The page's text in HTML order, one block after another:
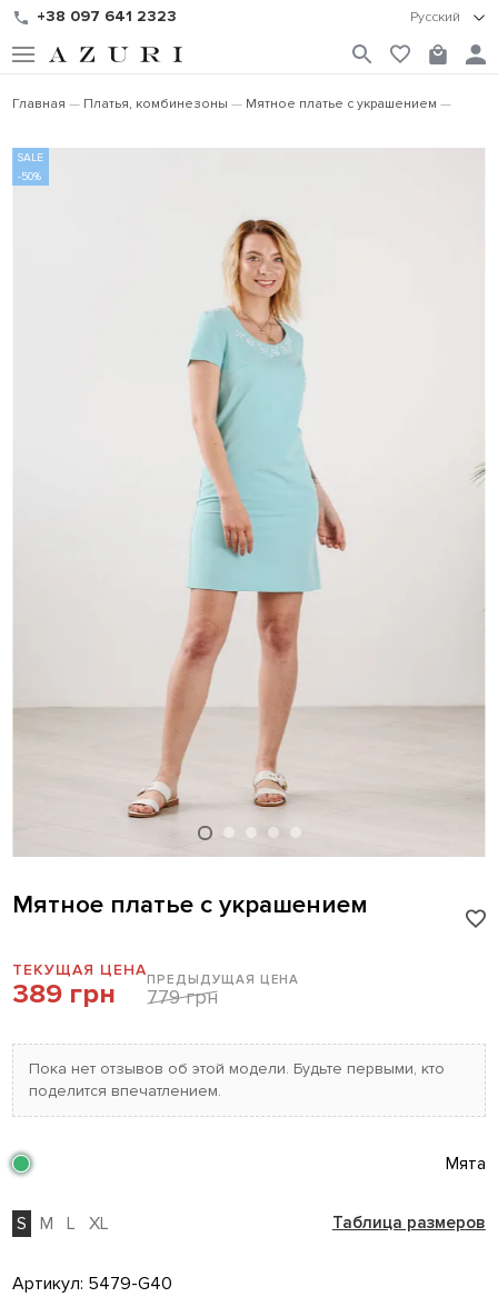
+38 097 641 2323 Русский
Главная Платья, комбинезоны Мятное платье с украшением
Мятное платье с украшением
ТЕКУЩАЯ ЦЕНА
389 грн ПРЕДЫДУЩАЯ ЦЕНА
779 грн
Пока нет отзывов об этой модели. Будьте первыми, кто
поделится впечатлением.
Мята
S M L XL Таблица размеров
Артикул: 5479-G40